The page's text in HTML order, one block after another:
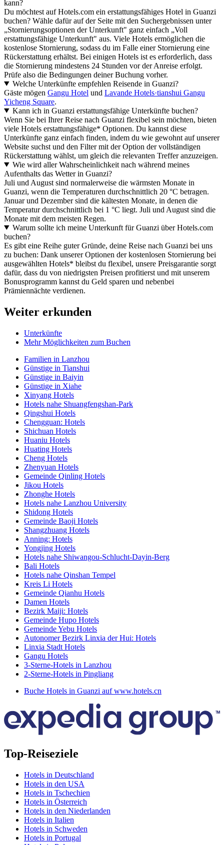
kann?
Du möchtest auf Hotels.com ein erstattungsfähiges Hotel in Guanzi
buchen? Wähle dafür auf der Seite mit den Suchergebnissen unter
„Stornierungsoptionen der Unterkunft" ganz einfach „Voll
erstattungsfähige Unterkunft" aus. Viele Hotels ermöglichen die
kostenlose Stornierung, sodass du im Falle einer Stornierung eine
Rückerstattung erhältst. Bei einigen Hotels ist es erforderlich, dass
die Stornierung mindestens 24 Stunden vor der Anreise erfolgt.
Prüfe also die Bedingungen deiner Buchung vorher.
Welche Unterkünfte empfehlen Reisende in Guanzi?
Gäste mögen Gangu Hotel und Lavande Hotels·tianshui Gangu
Yicheng Square.
Kann ich in Guanzi erstattungsfähige Unterkünfte buchen?
Wenn Sie bei Ihrer Reise nach Guanzi flexibel sein möchten, bieten
viele Hotels erstattungsfähige* Optionen. Du kannst diese
Unterkünfte ganz einfach finden, indem du wie gewohnt auf unserer
Website suchst und den Filter mit der Option der vollständigen
Rückerstattung wählst, um gleich die relevanten Treffer anzuzeigen.
Wie wird aller Wahrscheinlichkeit nach während meines
Aufenthalts das Wetter in Guanzi?
Juli und August sind normalerweise die wärmsten Monate in
Guanzi, wenn die Temperaturen durchschnittlich 20 °C betragen.
Januar und Dezember sind die kältesten Monate, in denen die
Temperatur durchschnittlich bei 1 °C liegt. Juli und August sind die
Monate mit dem meisten Regen.
Warum sollte ich meine Unterkunft für Guanzi über Hotels.com
buchen?
Es gibt eine Reihe guter Gründe, deine Reise nach Guanzi bei uns
zu buchen: Dank unserer Optionen der kostenlosen Stornierung bei
ausgewählten Hotels* bleibst du flexibel, unsere Preisgarantie sorgt
dafür, dass du von niedrigsten Preisen profitierst und mit unserem
Bonusprogramm kannst du Geld sparen und nebenbei
Prämiennächte verdienen.
Weiter erkunden
Unterkünfte
Mehr Möglichkeiten zum Buchen
Familien in Lanzhou
Günstige in Tianshui
Günstige in Baiyin
Günstige in Xiahe
Xinyang Hotels
Hotels nahe Shuangfengshan-Park
Qingshui Hotels
Chengguan: Hotels
Shichuan Hotels
Huaniu Hotels
Huating Hotels
Cheng Hotels
Zhenyuan Hotels
Gemeinde Qinling Hotels
Jikou Hotels
Zhonghe Hotels
Hotels nahe Lanzhou University
Shidong Hotels
Gemeinde Baoji Hotels
Shangzhuang Hotels
Anning: Hotels
Yongjing Hotels
Hotels nahe Shiwangou-Schlucht-Dayin-Berg
Bali Hotels
Hotels nahe Qinshan Tempel
Kreis Li Hotels
Gemeinde Qianhu Hotels
Damen Hotels
Bezirk Maiji: Hotels
Gemeinde Hupo Hotels
Gemeinde Yebu Hotels
Autonomer Bezirk Linxia der Hui: Hotels
Linxia Stadt Hotels
Gangu Hotels
3-Sterne-Hotels in Lanzhou
2-Sterne-Hotels in Pingliang
Buche Hotels in Guanzi auf www.hotels.cn
Top-Reiseziele
Hotels in Deutschland
Hotels in den USA
Hotels in Tschechien
Hotels in Österreich
Hotels in den Niederlanden
Hotels in Italien
Hotels in Schweden
Hotels in Portugal